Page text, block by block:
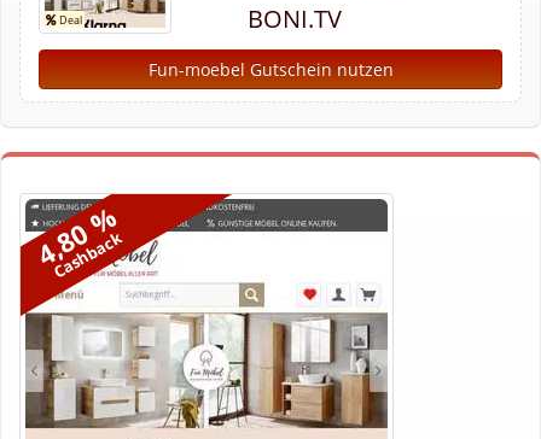
BONI.TV
Fun-moebel Gutschein nutzen
4,80 %
Cashback